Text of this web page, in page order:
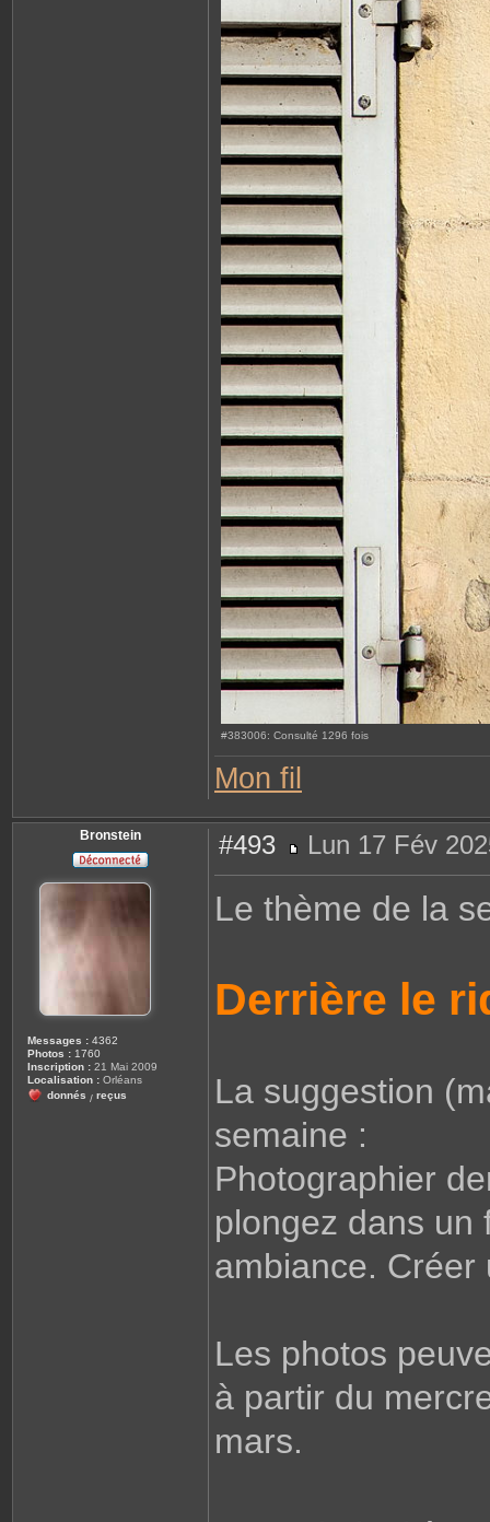
#383006: Consulté 1296 fois
Mon fil
Bronstein
Messages : 4362
Photos : 1760
Inscription : 21 Mai 2009
Localisation : Orléans
donnés / reçus
#493
e
s
a
Lun 17 Fév
Le thème de la
Derrière le
La suggestion
semaine :
Photographier
plongez dans un
ambiance. Créer
Les photos
à partir du
mars.